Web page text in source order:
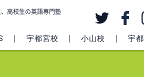
高校生の英語専門塾
宇都宮校 小山校 宇